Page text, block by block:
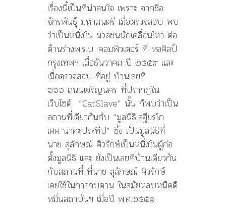
เรื่องนี้เป็นที่น่าสนใจ เพราะ จากชื่อ
จักรพันธุ์ มหามนตรี เมื่อตรวจสอบ พบ
ว่าเป็นหนึ่งใน มวลชนนักเคลื่อนไหว ต่อ
ต้านร่างพ.ร.บ. คอมพิวเตอร์​ ที่ หอศิลป์
กรุงเทพฯ เมื่อธันวาคม ปี ๒๕๕๙ และ
เมื่อตรวจสอบ ที่อยู่ บ้านเลขที่
๖๖๖ ถนนเจริญนคร ที่ปรากฏใน
เว็บไซต์ “CatSlave” นั้น ก็พบว่าเป็น
สถานที่เดียวกันกับ “มูลนิธิเสฐียรโก
เศศ-นาคะประทีป” ซึ่ง เป็นมูลนิธิที่
นาย สุลักษณ์ ศิวรักษ์เป็นหนึ่งในผู้ก่อ
ตั้งมูลนิธิ และ ยังเป็นเลขที่บ้านเดียวกัน
กับสถานที่ ที่นาย สุลักษณ์ ศิวรักษ์
เคยใช้ในการกบดาน ในสมัยหลบหนีคดี
หมิ่นสถาบันฯ เมื่อปี พ.ศ.๒๕๕๑